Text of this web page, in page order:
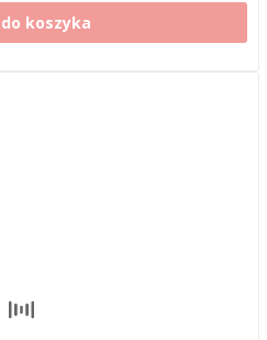
koszyka